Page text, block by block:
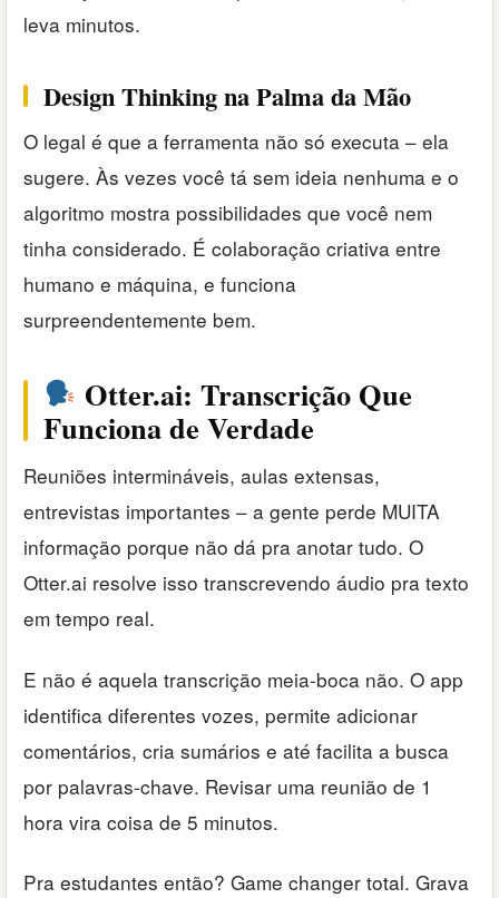
leva minutos.
Design Thinking na Palma da Mão
O legal é que a ferramenta não só executa – ela
sugere. Às vezes você tá sem ideia nenhuma e o
algoritmo mostra possibilidades que você nem
tinha considerado. É colaboração criativa entre
humano e máquina, e funciona
surpreendentemente bem.
Otter.ai: Transcrição Que
Funciona de Verdade
Reuniões intermináveis, aulas extensas,
entrevistas importantes – a gente perde MUITA
informação porque não dá pra anotar tudo. O
Otter.ai resolve isso transcrevendo áudio pra texto
em tempo real.
E não é aquela transcrição meia-boca não. O app
identifica diferentes vozes, permite adicionar
comentários, cria sumários e até facilita a busca
por palavras-chave. Revisar uma reunião de 1
hora vira coisa de 5 minutos.
Pra estudantes então? Game changer total. Grava